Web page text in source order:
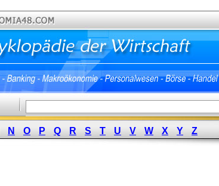
N O P Q R S T U V W X Y Z